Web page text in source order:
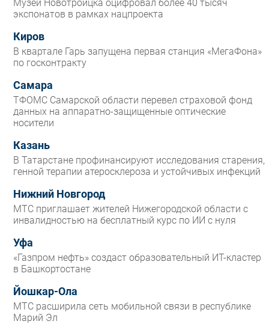
Музей Новотроицка оцифровал более 40 тысяч
экспонатов в рамках нацпроекта
Киров
В квартале Гарь запущена первая станция «МегаФона»
по госконтракту
Самара
ТФОМС Самарской области перевел страховой фонд
данных на аппаратно-защищенные оптические
носители
Казань
В Татарстане профинансируют исследования старения,
генной терапии атеросклероза и устойчивых инфекций
Нижний Новгород
МТС приглашает жителей Нижегородской области с
инвалидностью на бесплатный курс по ИИ с нуля
Уфа
«Газпром нефть» создаст образовательный ИТ-кластер
в Башкортостане
Йошкар-Ола
МТС расширила сеть мобильной связи в республике
Марий Эл